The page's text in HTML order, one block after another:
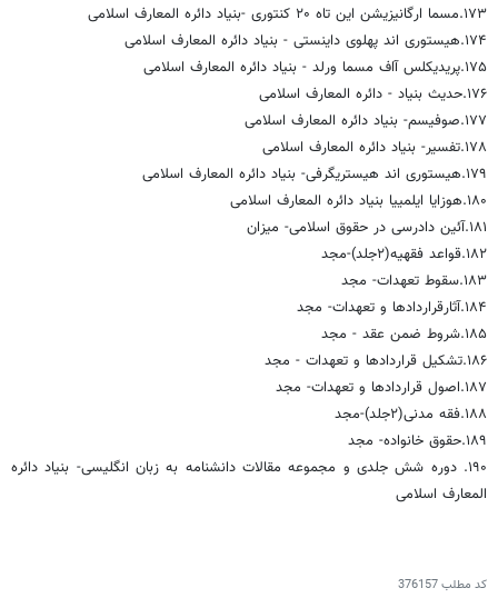
۱۷۳.مسما ارگانیزیشن این تاه ۲۰ کنتوری -بنیاد دائره المعارف اسلامی
۱۷۴.هیستوری اند پهلوی داینستی - بنیاد دائره المعارف اسلامی
۱۷۵.پریدیکلس آاف مسما ورلد - بنیاد دائره المعارف اسلامی
۱۷۶.حدیث بنیاد - دائره المعارف اسلامی
۱۷۷.صوفیسم- بنیاد دائره المعارف اسلامی
۱۷۸.تفسیر- بنیاد دائره المعارف اسلامی
۱۷۹.هیستوری اند هیستریگرفی- بنیاد دائره المعارف اسلامی
۱۸۰.هوزا‌یا ایلمییا بنیاد دائره المعارف اسلامی
۱۸۱.آئین دادرسی در حقوق اسلامی‌- میزان
۱۸۲.قواعد فقهیه(۲جلد)-مجد
۱۸۳.سقوط تعهدات‌- مجد
۱۸۴.آثارقراردادها و تعهدات‌- مجد
۱۸۵.شروط ضمن عقد‌ - مجد
۱۸۶.تشکیل قراردادها و تعهدات‌ - مجد
۱۸۷.اصول قراردادها و تعهدات‌- مجد
۱۸۸.فقه مدنی(۲جلد)-مجد
۱۸۹.حقوق خانواده‌- مجد
۱۹۰. دوره شش جلدی و مجموعه مقالات دانشنامه به زبان انگلیسی- بنیاد دائره
المعارف اسلامی
کد مطلب376157